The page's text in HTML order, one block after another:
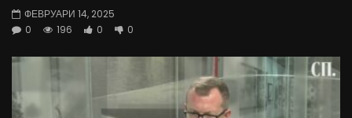
ФЕВРУАРИ 14, 2025
0
196 0 0